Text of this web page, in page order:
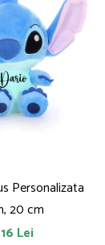
Personalizata
20 cm
Lei